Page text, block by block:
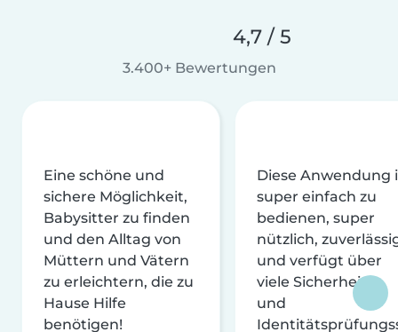
4,7 / 5
3.400+ Bewertungen
Eine schöne und
sichere Möglichkeit,
Babysitter zu finden
und den Alltag von
Müttern und Vätern
zu erleichtern, die zu
Hause Hilfe
benötigen!
Diese Anwendung
super einfach zu
bedienen, super
nützlich,
und verfügt über
viele Sicherheits-
und